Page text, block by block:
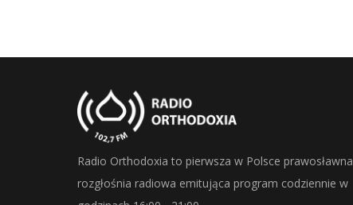
Radio Orthodoxia to pierwsza w Polsce prawosławna
rozgłośnia radiowa emitująca program codziennie w